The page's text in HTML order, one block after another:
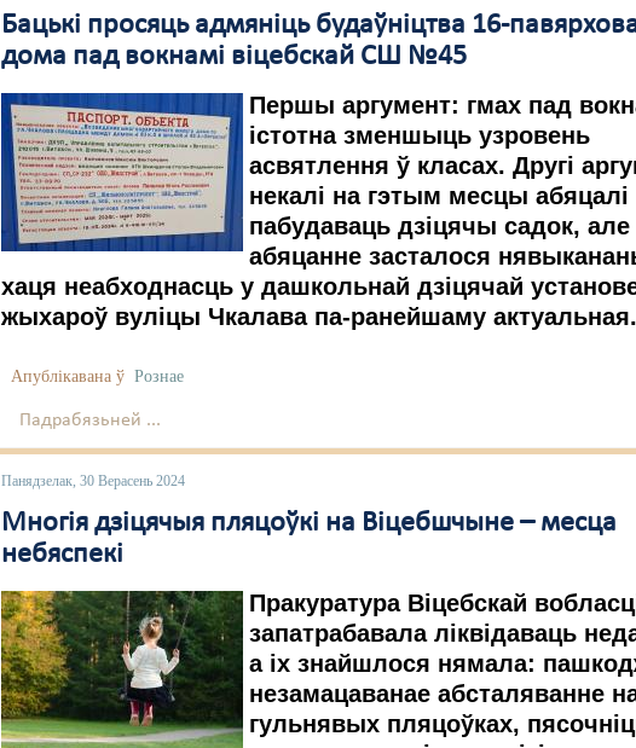
Бацькі просяць адмяніць будаўніцтва 16-
дома пад вокнамі віцебскай СШ №45
Першы аргумент: гмах пад
істотна зменшыць узровень
асвятлення ў класах. Другі
некалі на гэтым месцы абяцалі
пабудаваць дзіцячы садок, але
абяцанне засталося
хаця неабходнасць у дашкольнай дзіцячай
жыхароў вуліцы Чкалава па-ранейшаму актуальная.
Апублікавана ў Рознае
Падрабязьней ...
Панядзелак, 30 Верасень 2024
Многія дзіцячыя пляцоўкі на Віцебшчыне – месца
небяспекі
Пракуратура Віцебскай
запатрабавала ліквідаваць
а іх знайшлося нямала:
незамацаванае абсталяванне
гульнявых пляцоўках,